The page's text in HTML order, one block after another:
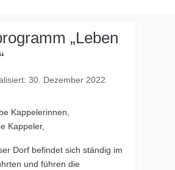
„Leben
30. Dezember 2022
Kappelerinnen,
Kappeler,
Dorf befindet sich ständig im
und führen die